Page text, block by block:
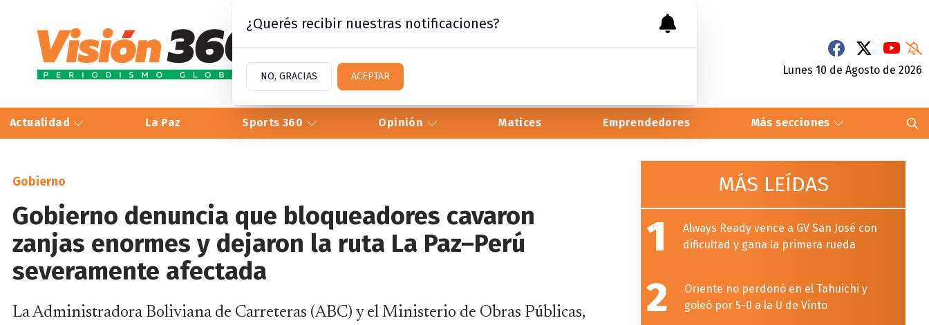
Lunes 10 de Agosto de 2026
Actualidad La Paz Sports 360 Opinión Matices Emprendedores Más secciones
Gobierno
Gobierno denuncia que bloqueadores cavaron
zanjas enormes y dejaron la ruta La Paz–Perú
severamente afectada
La Administradora Boliviana de Carreteras (ABC) y el Ministerio de Obras Públicas,
MÁS LEÍDAS
1
Always Ready vence a GV San José con
dificultad y gana la primera rueda
2
Oriente no perdonó en el Tahuichi y
goleó por 5-0 a la U de Vinto
¿Querés recibir nuestras notificaciones?
NO, GRACIAS ACEPTAR